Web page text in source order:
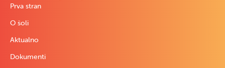
Prva stran
O šoli
Aktualno
Dokumenti